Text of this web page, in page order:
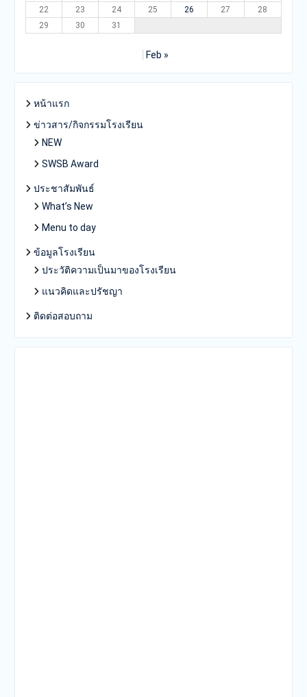
22
23 24 25 26 27
28
29
30 31
Feb »
หน้าแรก
ข่าวสาร/กิจกรรมโรงเรียน
NEW
SWSB Award
ประชาสัมพันธ์
What’s New
Menu to day
ข้อมูลโรงเรียน
ประวัติความเป็นมาของโรงเรียน
แนวคิดและปรัชญา
ติดต่อสอบถาม